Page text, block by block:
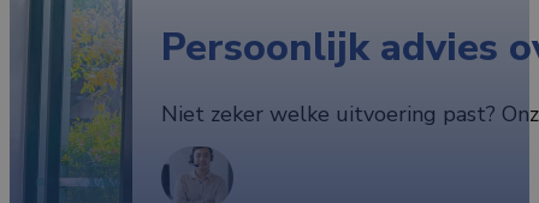
Persoonlijk advies
Niet zeker welke uitvoering past?